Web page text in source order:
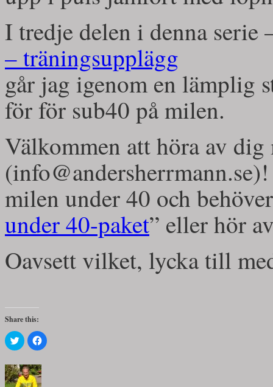
I tredje delen i denna serie
– träningsupplägg
går jag igenom en lämplig
för för sub40 på milen.
Välkommen att höra av dig
milen under 40 och
under 40-paket” eller hör
Oavsett vilket, lycka till
Share this:
Klicka
för
på
Twitter
(Öppnas
Klicka
för